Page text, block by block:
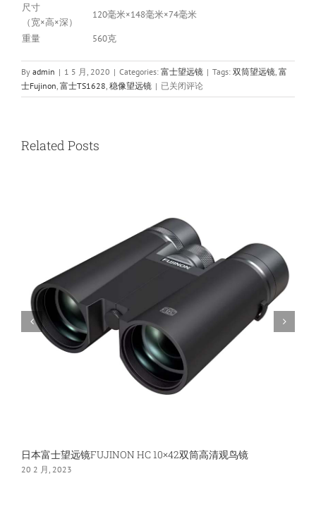
尺寸
（宽×高×深）
120毫米×148毫米×74毫米
重量
560克
By admin | 1 5 月, 2020 | Categories: 富士望远镜 | Tags: 双筒望远镜 富
士Fujinon 富士TS1628 稳像望远镜 | Fujinon
富
像
望
远
镜
已关闭评论
Related Posts
日本富士望远镜FUJINON HC 10×42双筒高清观鸟镜
20 2 月, 2023